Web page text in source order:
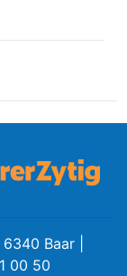
Baar |
00 50